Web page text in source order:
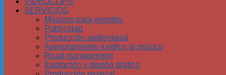
SERVICIOS
Músicos para eventos
Publicidad
Producción audiovisual
Asesoramiento jurídico al músico
Road management
Ilustración y diseño gráfico